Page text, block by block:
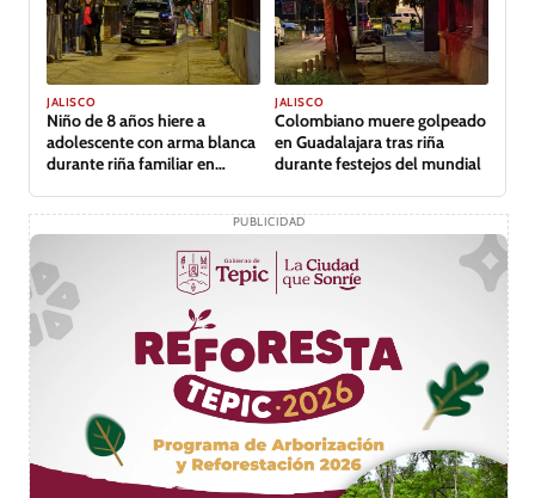
JALISCO
Niño de 8 años hiere a
adolescente con arma blanca
durante riña familiar en
JALISCO
Colombiano muere golpeado
en Guadalajara tras riña
durante festejos del mundial
PUBLICIDAD